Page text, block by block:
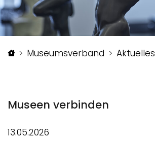
Startseite
Museumsverband Aktuelles
Museen verbinden
13.05.2026